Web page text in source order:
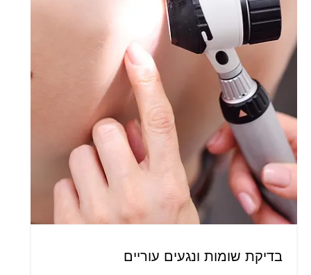
בדיקת שומות ונגעים עוריים